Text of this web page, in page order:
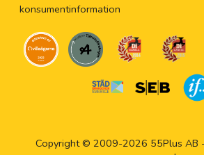
konsumentinformation
Copyright © 2009-2026 55Plus AB